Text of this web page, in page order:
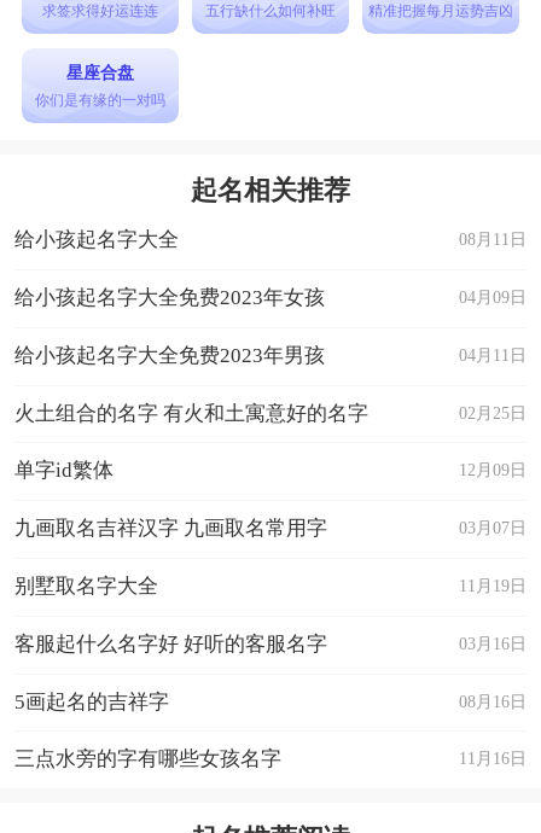
求签求得好运连连 五行缺什么如何补旺 精准把握每月运势吉凶
星座合盘
你们是有缘的一对吗
起名相关推荐
08月11日
给小孩起名字大全
04月09日
给小孩起名字大全免费2023年女孩
04月11日
给小孩起名字大全免费2023年男孩
02月25日
火土组合的名字 有火和土寓意好的名字
12月09日
单字id繁体
03月07日
九画取名吉祥汉字 九画取名常用字
11月19日
别墅取名字大全
03月16日
客服起什么名字好 好听的客服名字
08月16日
5画起名的吉祥字
11月16日
三点水旁的字有哪些女孩名字